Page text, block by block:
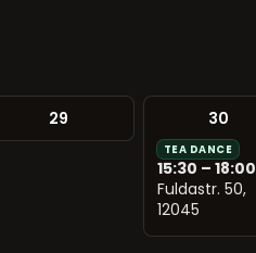
29 30
TEA DANCE
15:30 – 18:00
Fuldastr. 50,
12045